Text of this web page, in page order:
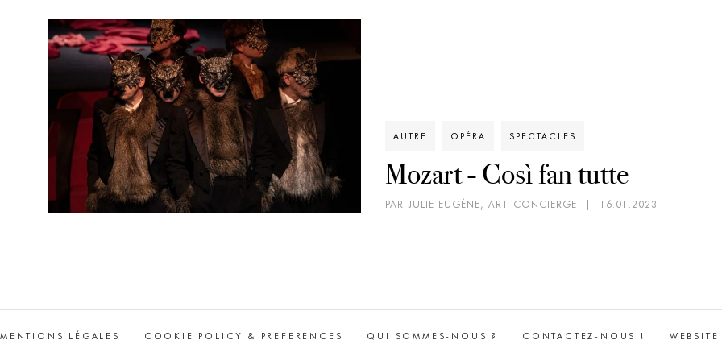
AUTRE OPÉRA SPECTACLES
Mozart - Così fan tutte
PAR JULIE EUGÈNE, ART CONCIERGE 16.01.2023
MENTIONS LÉGALES COOKIE POLICY & PREFERENCES QUI SOMMES-NOUS ? CONTACTEZ-NOUS !